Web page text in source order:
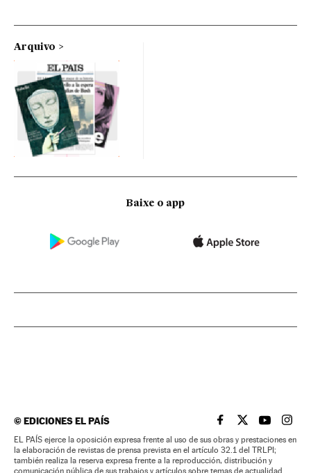
Arquivo
Baixe o app
©EDICIONES EL PAÍS EL PAÍS BRASIL EN
EL PAÍSEL PAÍS
EL
EL PAÍS ejerce la oposición expresa frente al uso de sus obras y prestaciones en
la elaboración de revistas de prensa prevista en el artículo 32.1 del TRLPI;
también realiza la reserva expresa frente a la reproducción, distribución y
comunicación pública de sus trabajos y artículos sobre temas de actualidad